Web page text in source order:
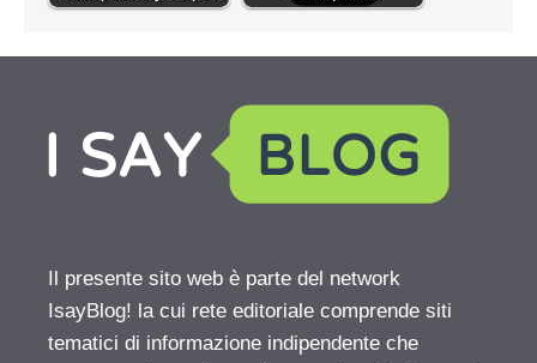
Il presente sito web è parte del network
IsayBlog! la cui rete editoriale comprende siti
tematici di informazione indipendente che